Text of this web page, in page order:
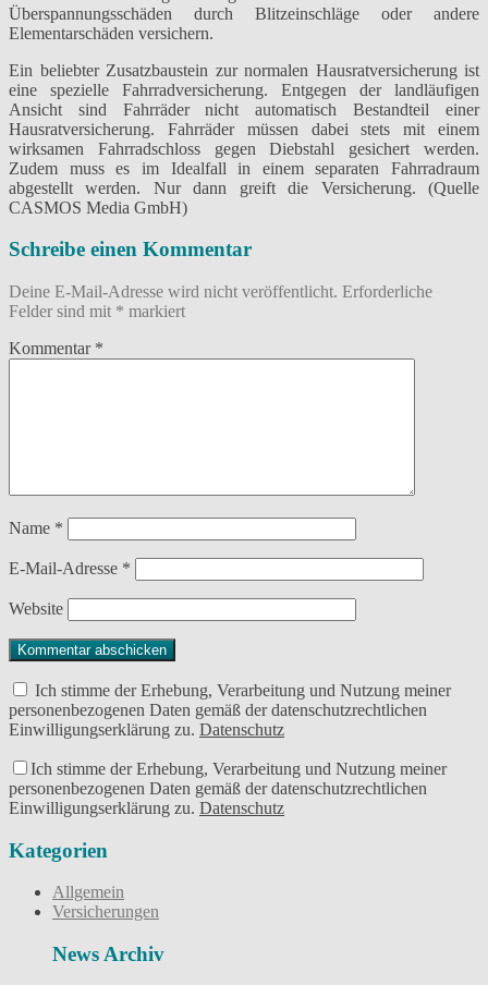
Überspannungsschäden durch Blitzeinschläge oder andere
Elementarschäden versichern.
Ein beliebter Zusatzbaustein zur normalen Hausratversicherung ist
eine spezielle Fahrradversicherung. Entgegen der landläufigen
Ansicht sind Fahrräder nicht automatisch Bestandteil einer
Hausratversicherung. Fahrräder müssen dabei stets mit einem
wirksamen Fahrradschloss gegen Diebstahl gesichert werden.
Zudem muss es im Idealfall in einem separaten Fahrradraum
abgestellt werden. Nur dann greift die Versicherung. (Quelle
CASMOS Media GmbH)
Schreibe einen Kommentar
Deine E-Mail-Adresse wird nicht veröffentlicht. Erforderliche
Felder sind mit * markiert
Kommentar *
Name *
E-Mail-Adresse *
Website
Ich stimme der Erhebung, Verarbeitung und Nutzung meiner
personenbezogenen Daten gemäß der datenschutzrechtlichen
Einwilligungserklärung zu. Datenschutz
Ich stimme der Erhebung, Verarbeitung und Nutzung meiner
personenbezogenen Daten gemäß der datenschutzrechtlichen
Einwilligungserklärung zu. Datenschutz
Kategorien
Allgemein
Versicherungen
News Archiv